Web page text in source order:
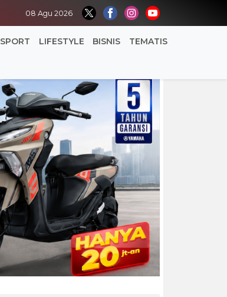
08 Agu 2026
SPORT LIFESTYLE BISNIS TEMATIS